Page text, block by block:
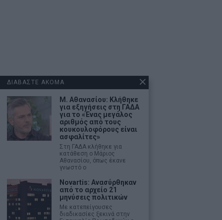
ΔΙΑΒΑΣΤΕ ΑΚΟΜΑ
Μ. Αθανασίου: Κλήθηκε
για εξηγήσεις στη ΓΑΔΑ
για το «Ένας μεγάλος
αριθμός από τους
κουκουλοφόρους είναι
ασφαλίτες»
Στη ΓΑΔΑ κλήθηκε για
κατάθεση ο Μάριος
Αθανασίου, όπως έκανε
γνωστό ο
Novartis: Ανασύρθηκαν
από το αρχείο 21
μηνύσεις πολιτικών
Με κατεπείγουσες
διαδικασίες ξεκινά στην